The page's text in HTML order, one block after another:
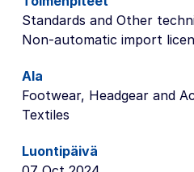
Standards and Other
Non-automatic import
Footwear, Headgear and
Textiles